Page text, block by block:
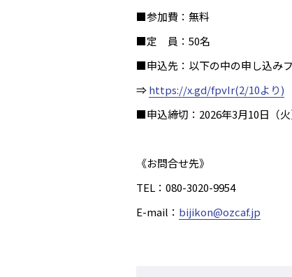
■参加費：無料
■定 員：50名
■申込先：以下の中の申し込み
⇒https://x.gd/fpvIr(2/10より)
■申込締切：2026年3月10日（火
《お問合せ先》
TEL：080-3020-9954
E-mail： bijikon@ozcaf.jp